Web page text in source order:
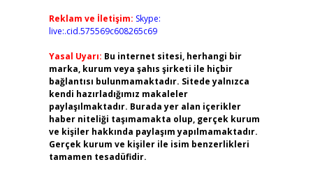
Reklam ve İletişim: Skype:
live:.cid.575569c608265c69
Yasal Uyarı: Bu internet sitesi, herhangi bir
marka, kurum veya şahıs şirketi ile hiçbir
bağlantısı bulunmamaktadır. Sitede yalnızca
kendi hazırladığımız makaleler
paylaşılmaktadır. Burada yer alan içerikler
haber niteliği taşımamakta olup, gerçek kurum
ve kişiler hakkında paylaşım yapılmamaktadır.
Gerçek kurum ve kişiler ile isim benzerlikleri
tamamen tesadüfidir.